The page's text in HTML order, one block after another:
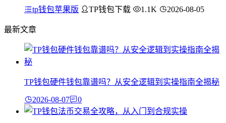
tp钱包苹果版 TP钱包下载 1.1K 2026-08-05
最新文章
TP钱包硬件钱包靠谱吗？从安全逻辑到实操指南全揭秘
2026-08-07 0